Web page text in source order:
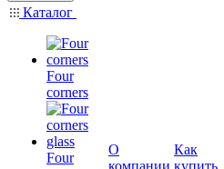
Каталог
Four
corners
Four
О
компании
Как
купить